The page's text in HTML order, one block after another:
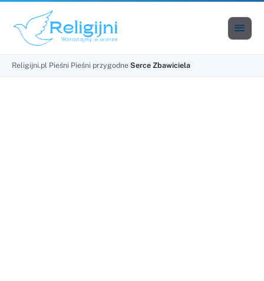

Religijni.pl›Pieśni›Pieśni przygodne›Serce Zbawiciela